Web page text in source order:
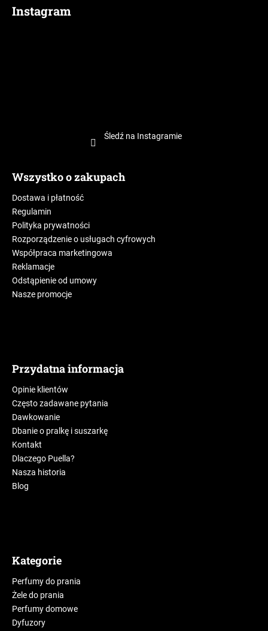
Instagram
Śledź na Instagramie
Wszystko o zakupach
Dostawa i płatność
Regulamin
Polityka prywatności
Rozporządzenie o usługach cyfrowych
Współpraca marketingowa
Reklamacje
Odstąpienie od umowy
Nasze promocje
Przydatna informacja
Opinie klientów
Często zadawane pytania
Dawkowanie
Dbanie o pralkę i suszarkę
Kontakt
Dlaczego Puella?
Nasza historia
Blog
Kategorie
Perfumy do prania
Żele do prania
Perfumy domowe
Dyfuzory